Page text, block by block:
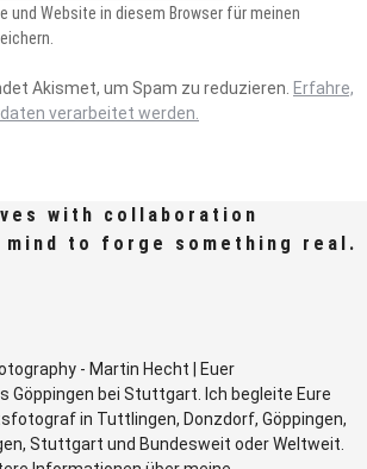
und Website in diesem Browser für meinen
Akismet, um Spam zu reduzieren. Erfahre,
verarbeitet werden.
with collaboration
to forge something real.
- Martin Hecht | Euer
Göppingen bei Stuttgart. Ich begleite Eure
in Tuttlingen, Donzdorf, Göppingen,
Stuttgart und Bundesweit oder Weltweit.